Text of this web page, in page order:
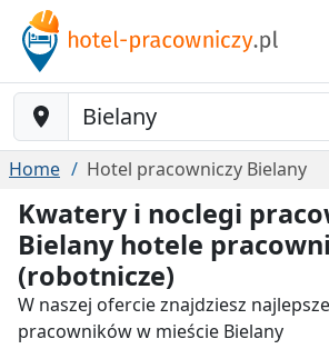
Baustelle-Location
Home Hotel pracowniczy Bielany
Kwatery i noclegi
Bielany hotele
(robotnicze)
W naszej ofercie znajdziesz
pracowników w mieście Bielany